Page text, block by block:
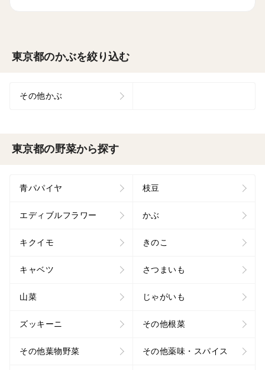
東京都のかぶを絞り込む
その他かぶ
東京都の野菜から探す
青パパイヤ 枝豆
エディブルフラワー かぶ
キクイモ きのこ
キャベツ さつまいも
山菜 じゃがいも
ズッキーニ その他根菜
その他葉物野菜 その他薬味・スパイス